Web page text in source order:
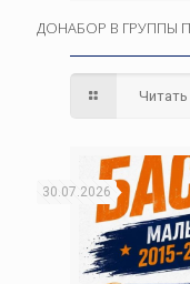
ДОНАБОР В ГРУППЫ
30.07.2026